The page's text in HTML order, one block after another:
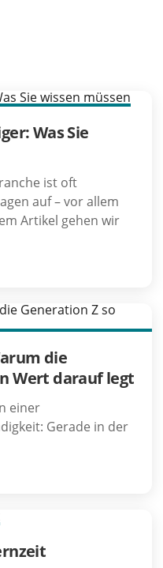
Was Sie
ist oft
auf – vor allem
Artikel gehen wir
die
Wert darauf legt
einer
Gerade in der